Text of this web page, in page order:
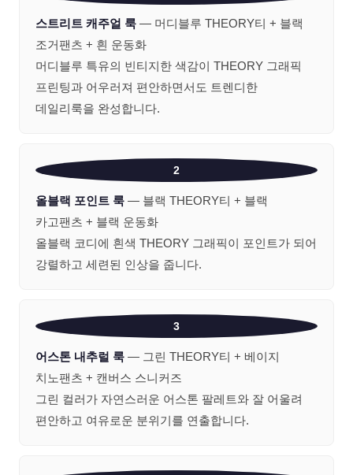
스트리트 캐주얼 룩 — 머디블루 THEORY티 + 블랙
조거팬츠 + 흰 운동화
머디블루 특유의 빈티지한 색감이 THEORY 그래픽
프린팅과 어우러져 편안하면서도 트렌디한
데일리룩을 완성합니다.
2
올블랙 포인트 룩 — 블랙 THEORY티 + 블랙
카고팬츠 + 블랙 운동화
올블랙 코디에 흰색 THEORY 그래픽이 포인트가 되어
강렬하고 세련된 인상을 줍니다.
3
어스톤 내추럴 룩 — 그린 THEORY티 + 베이지
치노팬츠 + 캔버스 스니커즈
그린 컬러가 자연스러운 어스톤 팔레트와 잘 어울려
편안하고 여유로운 분위기를 연출합니다.